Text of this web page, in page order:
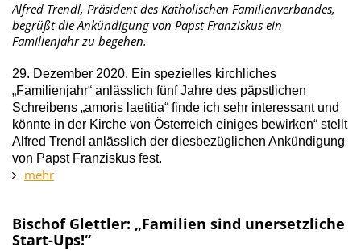
Alfred Trendl, Präsident des Katholischen Familienverbandes,
begrüßt die Ankündigung von Papst Franziskus ein
Familienjahr zu begehen.
29. Dezember 2020. Ein spezielles kirchliches
„Familienjahr“ anlässlich fünf Jahre des päpstlichen
Schreibens „amoris laetitia“ finde ich sehr interessant und
könnte in der Kirche von Österreich einiges bewirken“ stellt
Alfred Trendl anlässlich der diesbezüglichen Ankündigung
von Papst Franziskus fest.
mehr
Bischof Glettler: „Familien sind unersetzliche
Start-Ups!“